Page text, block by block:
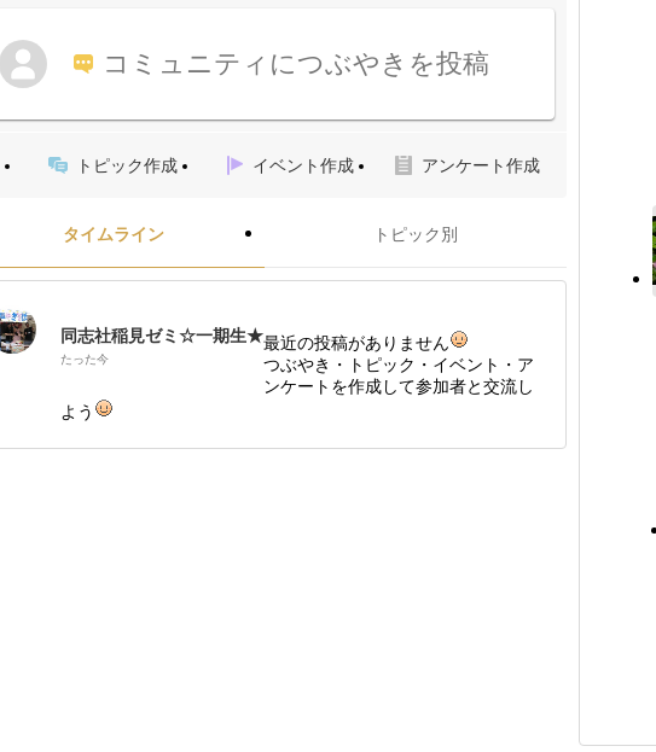
コミュニティにつぶやきを投稿
トピック作成 イベント作成 アンケート作成
タイムライン トピック別
同志社稲見ゼミ☆一期生★
たった今
最近の投稿がありません
つぶやき・トピック・イベント・ア
ンケートを作成して参加者と交流し
よう